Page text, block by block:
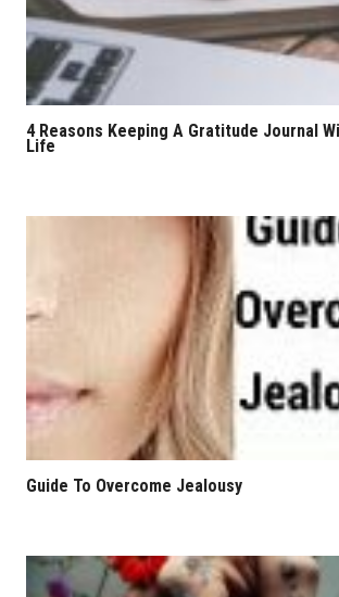
4 Reasons Keeping A Gratitude Journal
Life
Guide To Overcome Jealousy